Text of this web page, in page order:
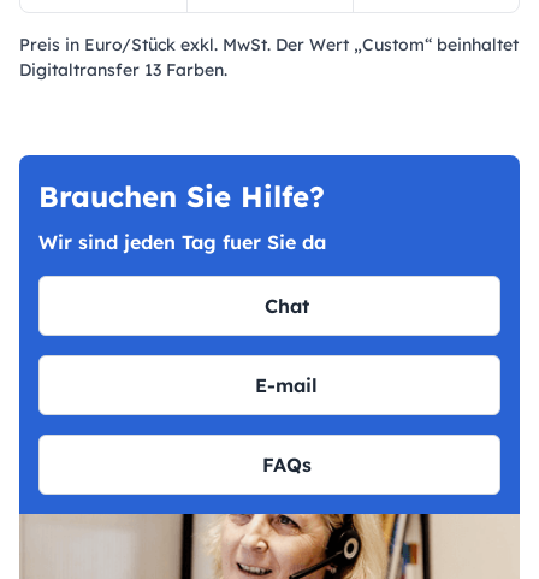
Preis in Euro/Stück exkl. MwSt. Der Wert „Custom“ beinhaltet
Digitaltransfer 13 Farben.
Brauchen Sie Hilfe?
Wir sind jeden Tag fuer Sie da
Chat
E-mail
FAQs